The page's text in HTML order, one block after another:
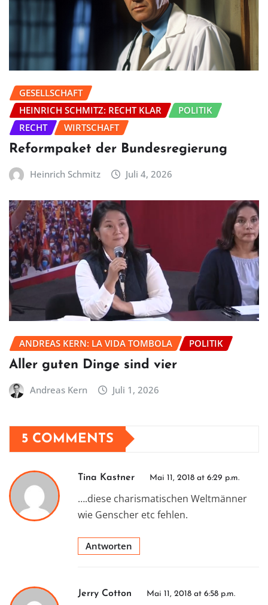
GESELLSCHAFT
HEINRICH SCHMITZ: RECHT KLAR
POLITIK
RECHT
WIRTSCHAFT
Reformpaket der Bundesregierung
Heinrich Schmitz Juli 4, 2026
ANDREAS KERN: LA VIDA TOMBOLA POLITIK
Aller guten Dinge sind vier
Andreas Kern Juli 1, 2026
5 COMMENTS
Tina Kastner Mai 11, 2018 at 6:29 p.m.
….diese charismatischen Weltmänner
wie Genscher etc fehlen.
Antworten
Jerry Cotton Mai 11, 2018 at 6:58 p.m.